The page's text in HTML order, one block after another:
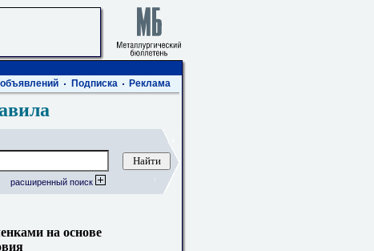
Подписка Реклама
расширенный поиск
на основе